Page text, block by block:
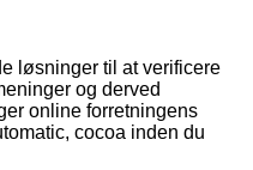
løsninger til at verificere
og derved
online forretningens
cocoa inden du